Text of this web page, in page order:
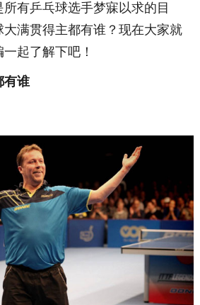
有乒乓球选手梦寐以求的目
满贯得主都有谁？现在大家就
起了解下吧！
有谁